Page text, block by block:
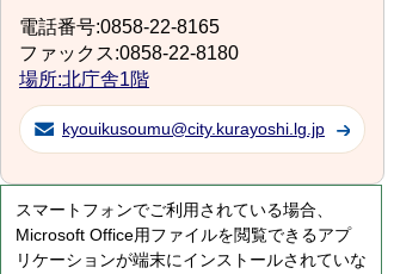
電話番号:0858-22-8165
ファックス:0858-22-8180
場所:北庁舎1階
kyouikusoumu@city.kurayoshi.lg.jp
スマートフォンでご利用されている場合、
Microsoft Office用ファイルを閲覧できるアプ
リケーションが端末にインストールされていな